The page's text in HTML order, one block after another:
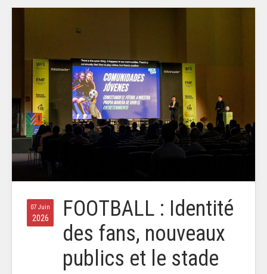
07 Juin
2026
FOOTBALL : Identité
des fans, nouveaux
publics et le stade